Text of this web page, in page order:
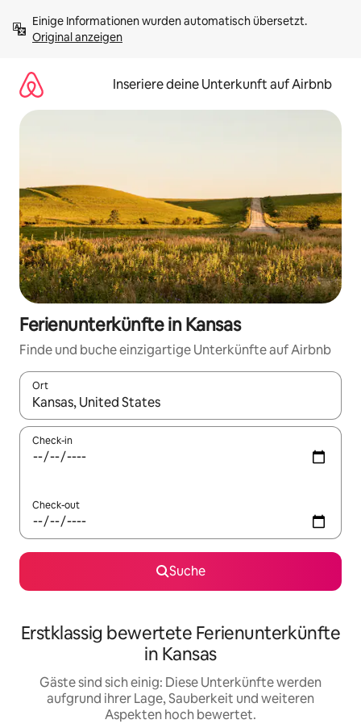
Inhalten
springenOriginal anzeigen
Inseriere deine Unterkunft auf Airbnb
Ferienunterkünfte in Kansas
Finde und buche einzigartige Unterkünfte auf Airbnb
Ort
Wenn Ergebnisse verfügbar sind, navigiere mit den
Check-in
Check-out
Suche
Erstklassig bewertete Ferienunterkünfte
in Kansas
Gäste sind sich einig: Diese Unterkünfte werden
aufgrund ihrer Lage, Sauberkeit und weiteren
Aspekten hoch bewertet.